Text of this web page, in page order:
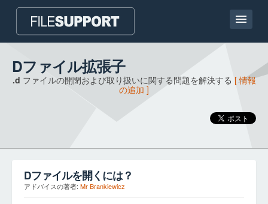
ホームページ
連絡
Dファイル拡張子
.d ファイルの開閉および取り扱いに関する問題を解決する [ 情報
の追加 ]
Dファイルを開くには？
アドバイスの著者: Mr Brankiewicz